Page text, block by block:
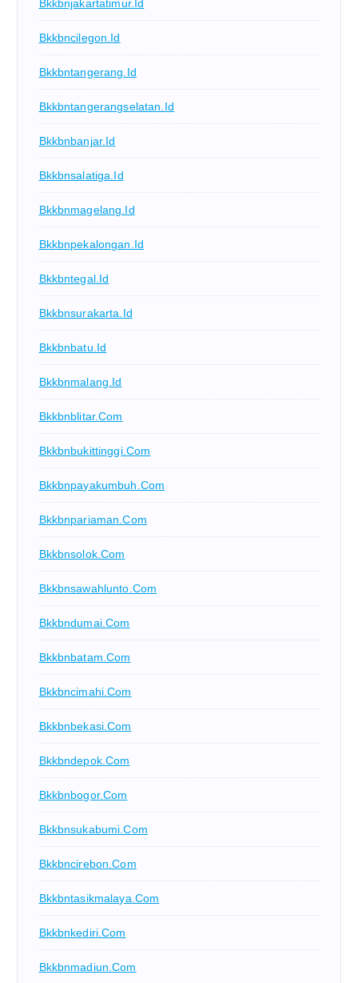
Bkkbnjakartatimur.id
Bkkbncilegon.id
Bkkbntangerang.id
Bkkbntangerangselatan.id
Bkkbnbanjar.id
Bkkbnsalatiga.id
Bkkbnmagelang.id
Bkkbnpekalongan.id
Bkkbntegal.id
Bkkbnsurakarta.id
Bkkbnbatu.id
Bkkbnmalang.id
Bkkbnblitar.com
Bkkbnbukittinggi.com
Bkkbnpayakumbuh.com
Bkkbnpariaman.com
Bkkbnsolok.com
Bkkbnsawahlunto.com
Bkkbndumai.com
Bkkbnbatam.com
Bkkbncimahi.com
Bkkbnbekasi.com
Bkkbndepok.com
Bkkbnbogor.com
Bkkbnsukabumi.com
Bkkbncirebon.com
Bkkbntasikmalaya.com
Bkkbnkediri.com
Bkkbnmadiun.com